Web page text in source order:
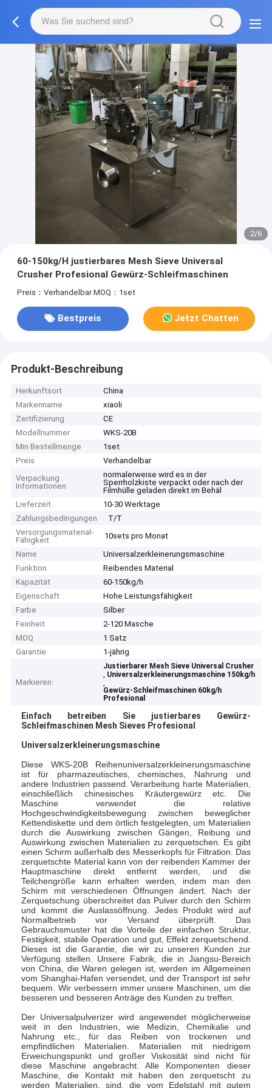
2/6
60-150kg/H justierbares Mesh Sieve Universal
Crusher Profesional Gewürz-Schleifmaschinen
Preis：Verhandelbar MOQ：1set
Bestpreis Jetzt Chatten
Produkt-Beschreibung
Herkunftsort
China
Markenname
xiaoli
Zertifizierung
CE
Modellnummer
WKS-20B
Min Bestellmenge
1set
Preis
Verhandelbar
Verpackung
Informationen
normalerweise wird es in der
Sperrholzkiste verpackt oder nach der
Filmhülle geladen direkt im Behäl
Lieferzeit
10-30 Werktage
Zahlungsbedingungen
T/T
Versorgungsmaterial-
Fähigkeit
10sets pro Monat
Name
Universalzerkleinerungsmaschine
Funktion
Reibendes Material
Kapazität
60-150kg/h
Eigenschaft
Hohe Leistungsfähigkeit
Farbe
Silber
Feinheit
2-120 Masche
MOQ
1 Satz
Garantie
1-jährig
Markieren:
Justierbarer Mesh Sieve Universal Crusher
, Universalzerkleinerungsmaschine 150kg/h
,
Gewürz-Schleifmaschinen 60kg/h
Profesional
Einfach betreiben Sie justierbares Gewürz-
Schleifmaschinen Mesh Sieves Profesional
Universalzerkleinerungsmaschine
Diese WKS-20B Reihenuniversalzerkleinerungsmaschine
ist für pharmazeutisches, chemisches, Nahrung und
andere Industrien passend. Verarbeitung harte Materialien,
einschließlich chinesisches Kräutergewürz etc. Die
Maschine verwendet die relative
Hochgeschwindigkeitsbewegung zwischen beweglicher
Kettendiskette und dem örtlich festgelegten, um Materialien
durch die Auswirkung zwischen Gängen, Reibung und
Auswirkung zwischen Materialien zu zerquetschen. Es gibt
einen Schirm außerhalb des Messerkopfs für Filtration. Das
zerquetschte Material kann von der reibenden Kammer der
Hauptmaschine direkt entfernt werden, und die
Teilchengröße kann erhalten werden, indem man den
Schirm mit verschiedenen Öffnungen ändert. Nach der
Zerquetschung überschreitet das Pulver durch den Schirm
und kommt die Auslassöffnung. Jedes Produkt wird auf
Normalbetrieb vor Versand überprüft. Das
Gebrauchsmuster hat die Vorteile der einfachen Struktur,
Festigkeit, stabile Operation und gut, Effekt zerquetschend.
Dieses ist die Garantie, die wir zu unseren Kunden zur
Verfügung stellen. Unsere Fabrik, die in Jiangsu-Bereich
von China, die Waren gelegen ist, werden im Allgemeinen
vom Shanghai-Hafen versendet, und der Transport ist sehr
bequem. Wir verbessern immer unsere Maschinen, um die
besseren und besseren Anträge des Kunden zu treffen.
Der Universalpulverizer wird angewendet möglicherweise
weit in den Industrien, wie Medizin, Chemikalie und
Nahrung etc., für das Reiben von trockenen und
empfindlichen Materialien. Materialien mit niedrigem
Erweichungspunkt und großer Viskosität sind nicht für
diese Maschine angebracht. Alle Komponenten dieser
Maschine, die Kontakt mit haben den zerquetscht zu
werden Materialien, sind, die vom Edelstahl mit gutem